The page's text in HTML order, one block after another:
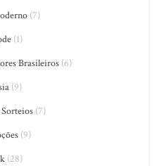
(7)
(1)
Brasileiros(6)
(9)
(7)
(9)
(28)